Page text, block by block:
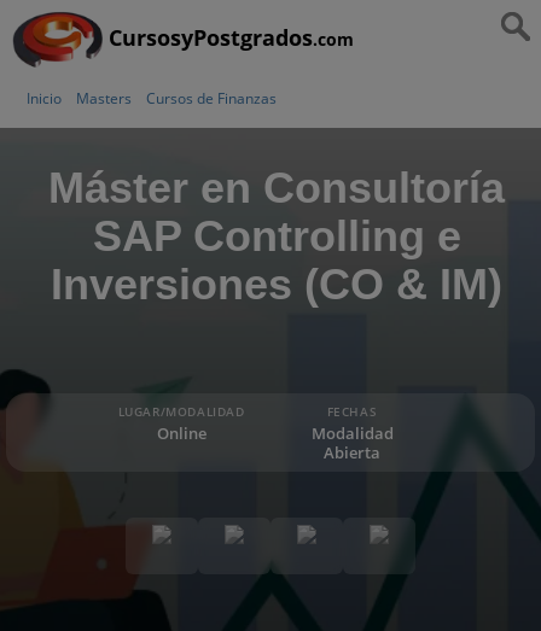
CursosyPostgrados.com
Inicio Masters Cursos de Finanzas
Máster en Consultoría
SAP Controlling e
Inversiones (CO & IM)
LUGAR/MODALIDAD
Online
FECHAS
Modalidad
Abierta